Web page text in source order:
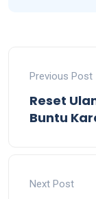
Previous Post
Reset
Buntu
Next Post